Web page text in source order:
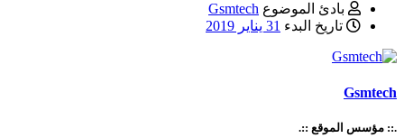
بادئ الموضوع Gsmtech
تاريخ البدء 31 يناير 2019
Gsmtech
.:: مؤسس الموقع ::.